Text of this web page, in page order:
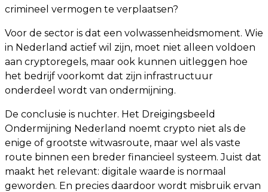
crimineel vermogen te verplaatsen?
Voor de sector is dat een volwassenheidsmoment. Wie
in Nederland actief wil zijn, moet niet alleen voldoen
aan cryptoregels, maar ook kunnen uitleggen hoe
het bedrijf voorkomt dat zijn infrastructuur
onderdeel wordt van ondermijning.
De conclusie is nuchter. Het Dreigingsbeeld
Ondermijning Nederland noemt crypto niet als de
enige of grootste witwasroute, maar wel als vaste
route binnen een breder financieel systeem. Juist dat
maakt het relevant: digitale waarde is normaal
geworden. En precies daardoor wordt misbruik ervan